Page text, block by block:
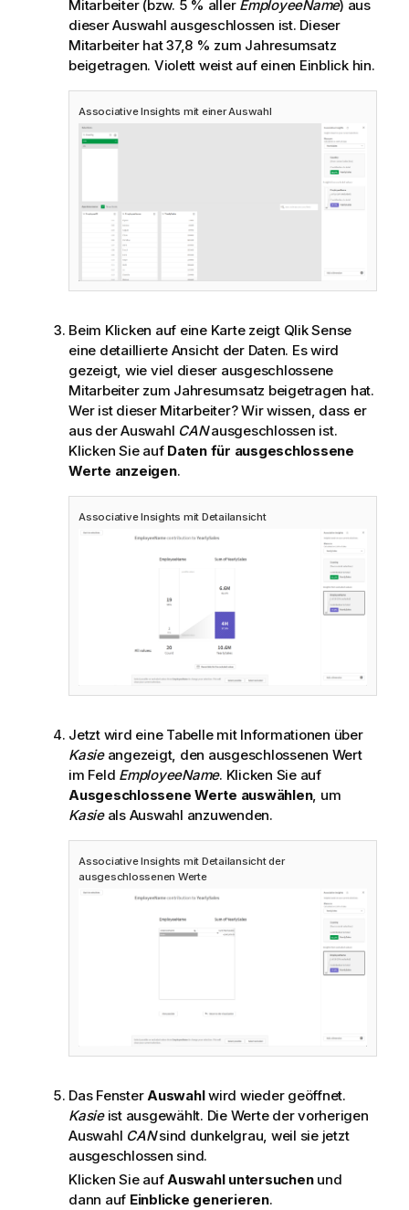
Mitarbeiter (bzw. 5 % aller EmployeeName) aus
dieser Auswahl ausgeschlossen ist. Dieser
Mitarbeiter hat 37,8 % zum Jahresumsatz
beigetragen. Violett weist auf einen Einblick hin.
Associative Insights mit einer Auswahl
Beim Klicken auf eine Karte zeigt Qlik Sense
eine detaillierte Ansicht der Daten. Es wird
gezeigt, wie viel dieser ausgeschlossene
Mitarbeiter zum Jahresumsatz beigetragen hat.
Wer ist dieser Mitarbeiter? Wir wissen, dass er
aus der Auswahl CANausgeschlossen ist.
Klicken Sie auf Daten für ausgeschlossene
Werte anzeigen.
Associative Insights mit Detailansicht
Jetzt wird eine Tabelle mit Informationen über
Kasieangezeigt, den ausgeschlossenen Wert
im Feld EmployeeName. Klicken Sie auf
Ausgeschlossene Werte auswählen, um
Kasieals Auswahl anzuwenden.
Associative Insights mit Detailansicht der
ausgeschlossenen Werte
Das FensterAuswahlwird wieder geöffnet.
Kasieist ausgewählt. Die Werte der vorherigen
Auswahl CANsind dunkelgrau, weil sie jetzt
ausgeschlossen sind.
Klicken Sie aufAuswahl untersuchenund
dann auf Einblicke generieren.